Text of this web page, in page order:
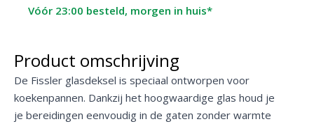
Vóór 23:00 besteld, morgen in huis*
Product omschrijving
De Fissler glasdeksel is speciaal ontworpen voor
koekenpannen. Dankzij het hoogwaardige glas houd je
je bereidingen eenvoudig in de gaten zonder warmte